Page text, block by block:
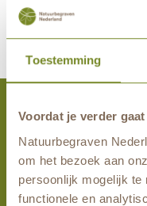
Toestemming
Voordat je verder gaat
Natuurbegraven
om het bezoek aan
persoonlijk mogelijk
functionele en
maakt eeuwige
Wandel mee